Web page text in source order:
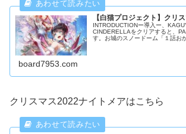
【白猫プロジェクト】クリ
INTRODUCTIONー導入ー、
CINDERELLAをクリアすると、
す。お城のスノードーム「１話お
board7953.com
クリスマス2022ナイトメアはこちら